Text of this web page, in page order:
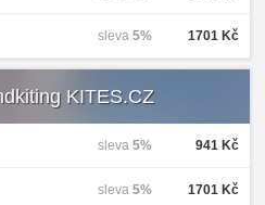
1701 Kč
sleva 5%
KITES.CZ
941 Kč
sleva 5%
1701 Kč
sleva 5%